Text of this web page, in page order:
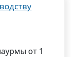
от 1